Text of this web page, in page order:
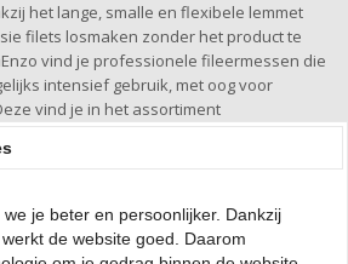
het lange, smalle en flexibele lemmet
filets losmaken zonder het product te
vind je professionele fileermessen die
intensief gebruik, met oog voor
vind je in het assortiment
scherpte. De ergonomische handgrepen
grip, zelfs bij natte handen. Of je nu zalm
je beter en persoonlijker. Dankzij
de website goed. Daarom